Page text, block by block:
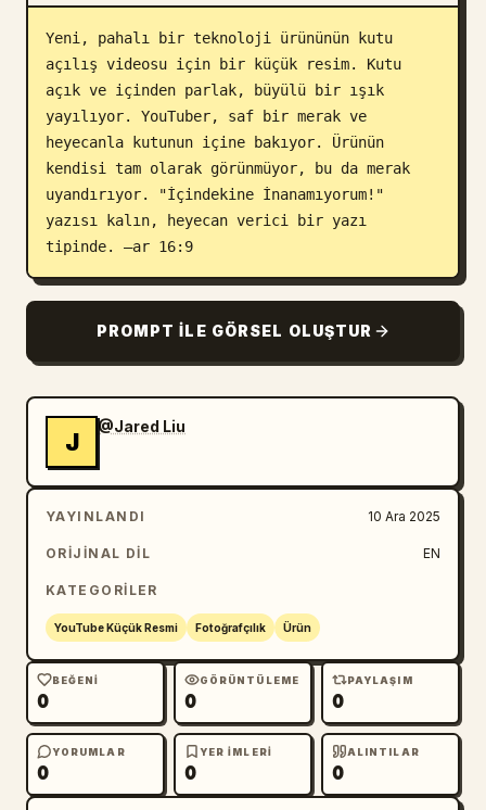
Blog
Güncellemeler
Yeni, pahalı bir teknoloji ürününün kutu
açılış videosu için bir küçük resim. Kutu
açık ve içinden parlak, büyülü bir ışık
yayılıyor. YouTuber, saf bir merak ve
heyecanla kutunun içine bakıyor. Ürünün
kendisi tam olarak görünmüyor, bu da merak
uyandırıyor. "İçindekine İnanamıyorum!"
yazısı kalın, heyecan verici bir yazı
tipinde. –ar 16:9
PROMPT ILE GÖRSEL OLUŞTUR
J
@Jared Liu
YAYINLANDI 10 Ara 2025
ORIJINAL DIL EN
KATEGORILER
YouTube Küçük Resmi Fotoğrafçılık Ürün
BEĞENI
0
GÖRÜNTÜLEME
0
PAYLAŞIM
0
YORUMLAR
0
YER IMLERI
0
ALINTILAR
0